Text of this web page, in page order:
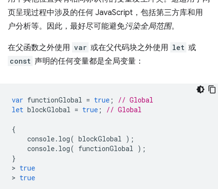
页呈现过程中涉及的任何 JavaScript，包括第三方库和用
户分析等。因此，最好尽可能避免污染全局范围。
在父函数之外使用 var 或在父代码块之外使用 let 或
const 声明的任何变量都是全局变量：
var functionGlobal = true ;
// Global
let blockGlobal = true ; // Global
{
console. log( blockGlobal );
console. log( functionGlobal );
}
> true
> true